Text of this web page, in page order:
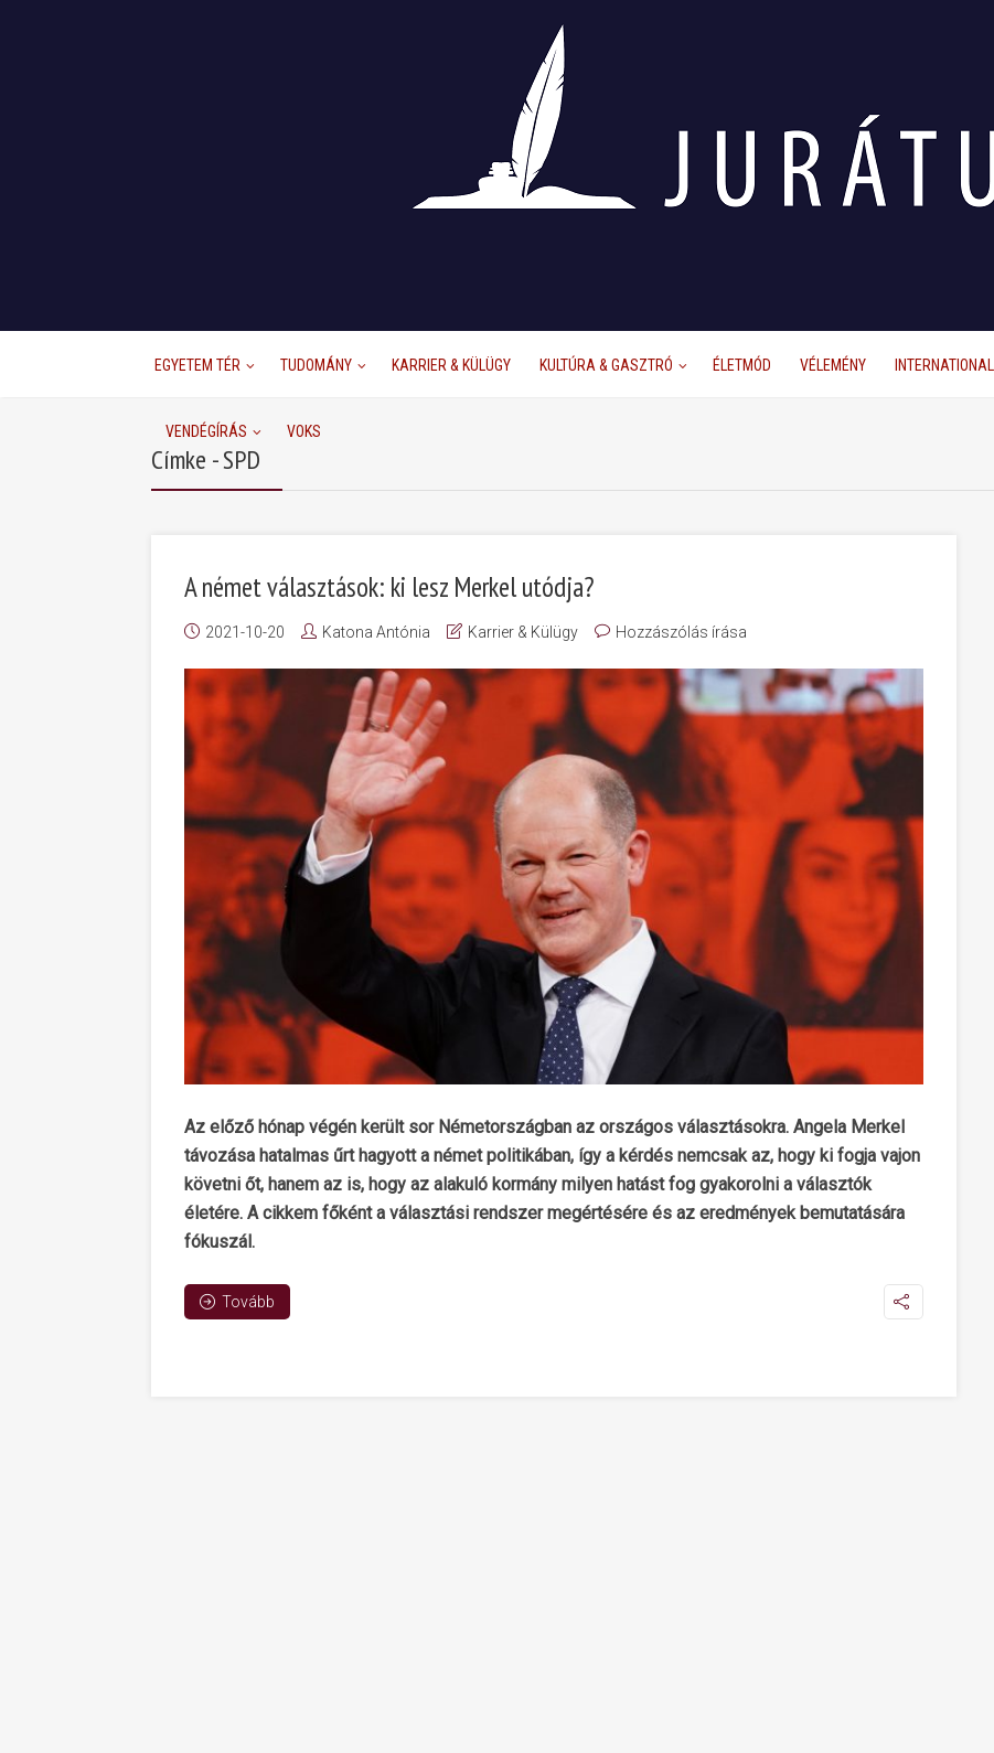
EGYETEM TÉR TUDOMÁNY KARRIER & KÜLÜGY KULTÚRA & GASZTRÓ ÉLETMÓD VÉLEMÉNY INTERNATIONAL
VENDÉGÍRÁS VOKS
Címke - SPD
A német választások: ki lesz Merkel utódja?
2021-10-20 Katona Antónia Karrier & Külügy Hozzászólás írása
Az előző hónap végén került sor Németországban az országos választásokra. Angela Merkel
távozása hatalmas űrt hagyott a német politikában, így a kérdés nemcsak az, hogy ki fogja vajon
követni őt, hanem az is, hogy az alakuló kormány milyen hatást fog gyakorolni a választók
életére. A cikkem főként a választási rendszer megértésére és az eredmények bemutatására
fókuszál.
Tovább